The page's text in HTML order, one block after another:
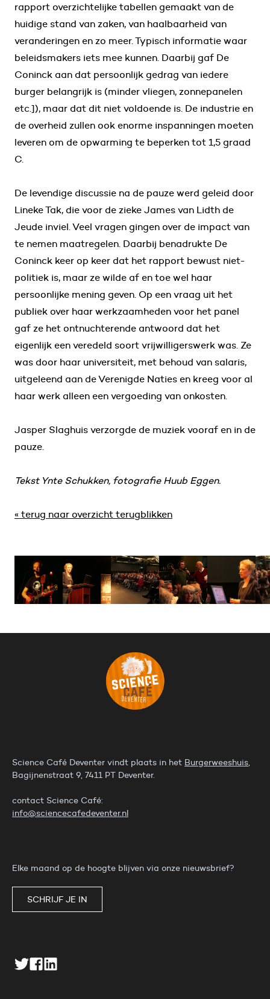
rapport overzichtelijke tabellen gemaakt van de
huidige stand van zaken, van haalbaarheid van
veranderingen en zo meer. Typisch informatie waar
beleidsmakers iets mee kunnen. Daarbij gaf De
Coninck aan dat persoonlijk gedrag van iedere
burger belangrijk is (minder vliegen, zonnepanelen
etc.]), maar dat dit niet voldoende is. De industrie en
de overheid zullen ook enorme inspanningen moeten
leveren om de opwarming te beperken tot 1,5 graad
C.
De levendige discussie na de pauze werd geleid door
Lineke Tak, die voor de zieke James van Lidth de
Jeude inviel. Veel vragen gingen over de impact van
te nemen maatregelen. Daarbij benadrukte De
Coninck keer op keer dat het rapport bewust niet-
politiek is, maar ze wilde af en toe wel haar
persoonlijke mening geven. Op een vraag uit het
publiek over haar werkzaamheden voor het panel
gaf ze het ontnuchterende antwoord dat het
eigenlijk een veredeld soort vrijwilligerswerk was. Ze
was door haar universiteit, met behoud van salaris,
uitgeleend aan de Verenigde Naties en kreeg voor al
haar werk alleen een vergoeding van onkosten.
Jasper Slaghuis verzorgde de muziek vooraf en in de
pauze.
Tekst Ynte Schukken, fotografie Huub Eggen.
« terug naar overzicht terugblikken
Science Café Deventer vindt plaats in het Burgerweeshuis
Bagijnenstraat 9, 7411 PT Deventer.
contact Science Café:
info@sciencecafedeventer.nl
Elke maand op de hoogte blijven via onze nieuwsbrief?
SCHRIJF JE IN